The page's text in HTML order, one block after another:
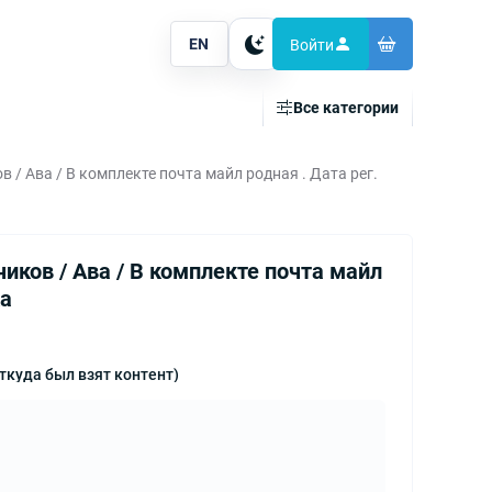
EN Тема Войти
Все категории
Ава / В комплекте почта майл родная . Дата рег.
/ Ава / В комплекте почта майл
был взят контент)